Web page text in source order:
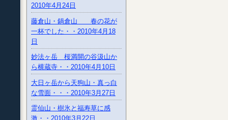
2010年4月24日
藤倉山・鍋倉山 春の花が
一杯でした・・2010年4月18
日
妙法ヶ岳 桜満開の谷汲山か
ら横蔵寺・・2010年4月10日
大日ヶ岳から天狗山・真っ白
な雪面・・・2010年3月27日
霊仙山・樹氷と福寿草に感
激・・2010年3月22日